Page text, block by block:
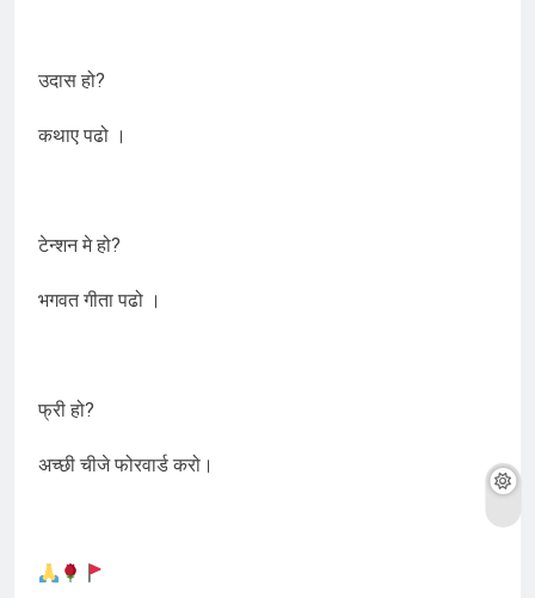
उदास हो?
कथाए पढो ।
टेन्शन मे हो?
भगवत गीता पढो ।
फ्री हो?
अच्छी चीजे फोरवार्ड करो।